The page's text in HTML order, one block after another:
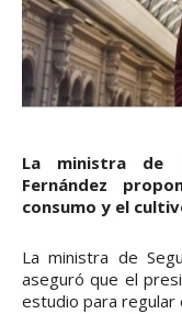
La ministra de
Fernández
consumo y el
La ministra de
aseguró que el
estudio para regular